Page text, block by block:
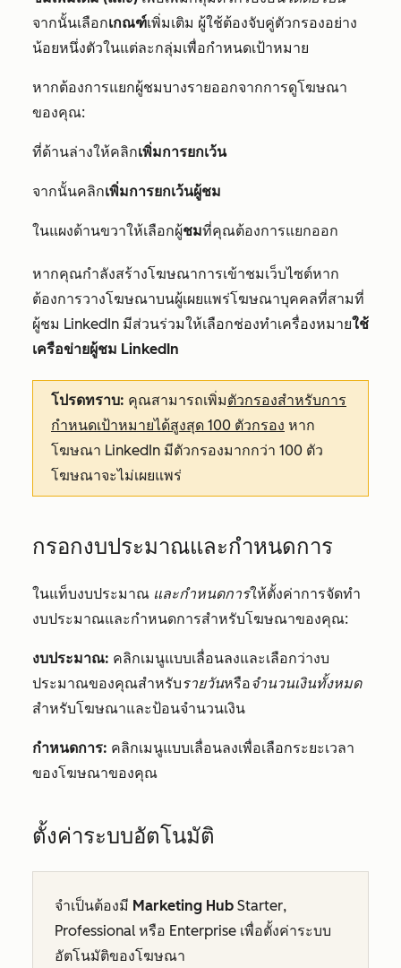
จากนั้นเลือกเกณฑ์เพิ่มเติม ผู้ใช้ต้องจับคู่ตัวกรองอย่าง
น้อยหนึ่งตัวในแต่ละกลุ่มเพื่อกำหนดเป้าหมาย
หากต้องการแยกผู้ชมบางรายออกจากการดูโฆษณา
ของคุณ:
ที่ด้านล่างให้คลิกเพิ่มการยกเว้น
จากนั้นคลิกเพิ่มการยกเว้นผู้ชม
ในแผงด้านขวาให้เลือกผู้ชมที่คุณต้องการแยกออก
หากคุณกำลังสร้างโฆษณาการเข้าชมเว็บไซต์หาก
ต้องการวางโฆษณาบนผู้เผยแพร่โฆษณาบุคคลที่สามที่
ผู้ชม LinkedIn มีส่วนร่วมให้เลือกช่องทำเครื่องหมายใช้
เครือข่ายผู้ชม LinkedIn
โปรดทราบ: คุณสามารถเพิ่มตัวกรองสำหรับการ
กำหนดเป้าหมายได้สูงสุด 100 ตัวกรอง หาก
โฆษณา LinkedIn มีตัวกรองมากกว่า 100 ตัว
โฆษณาจะไม่เผยแพร่
กรอกงบประมาณและกำหนดการ
ในแท็บงบประมาณ และกำหนดการให้ตั้งค่าการจัดทำ
งบประมาณและกำหนดการสำหรับโฆษณาของคุณ:
งบประมาณ: คลิกเมนูแบบเลื่อนลงและเลือกว่างบ
ประมาณของคุณสำหรับรายวันหรือจำนวนเงินทั้งหมด
สำหรับโฆษณาและป้อนจำนวนเงิน
กำหนดการ: คลิกเมนูแบบเลื่อนลงเพื่อเลือกระยะเวลา
ของโฆษณาของคุณ
ตั้งค่าระบบอัตโนมัติ
จำเป็นต้องมี Marketing Hub Starter,
Professional หรือ Enterprise เพื่อตั้งค่าระบบ
อัตโนมัติของโฆษณา